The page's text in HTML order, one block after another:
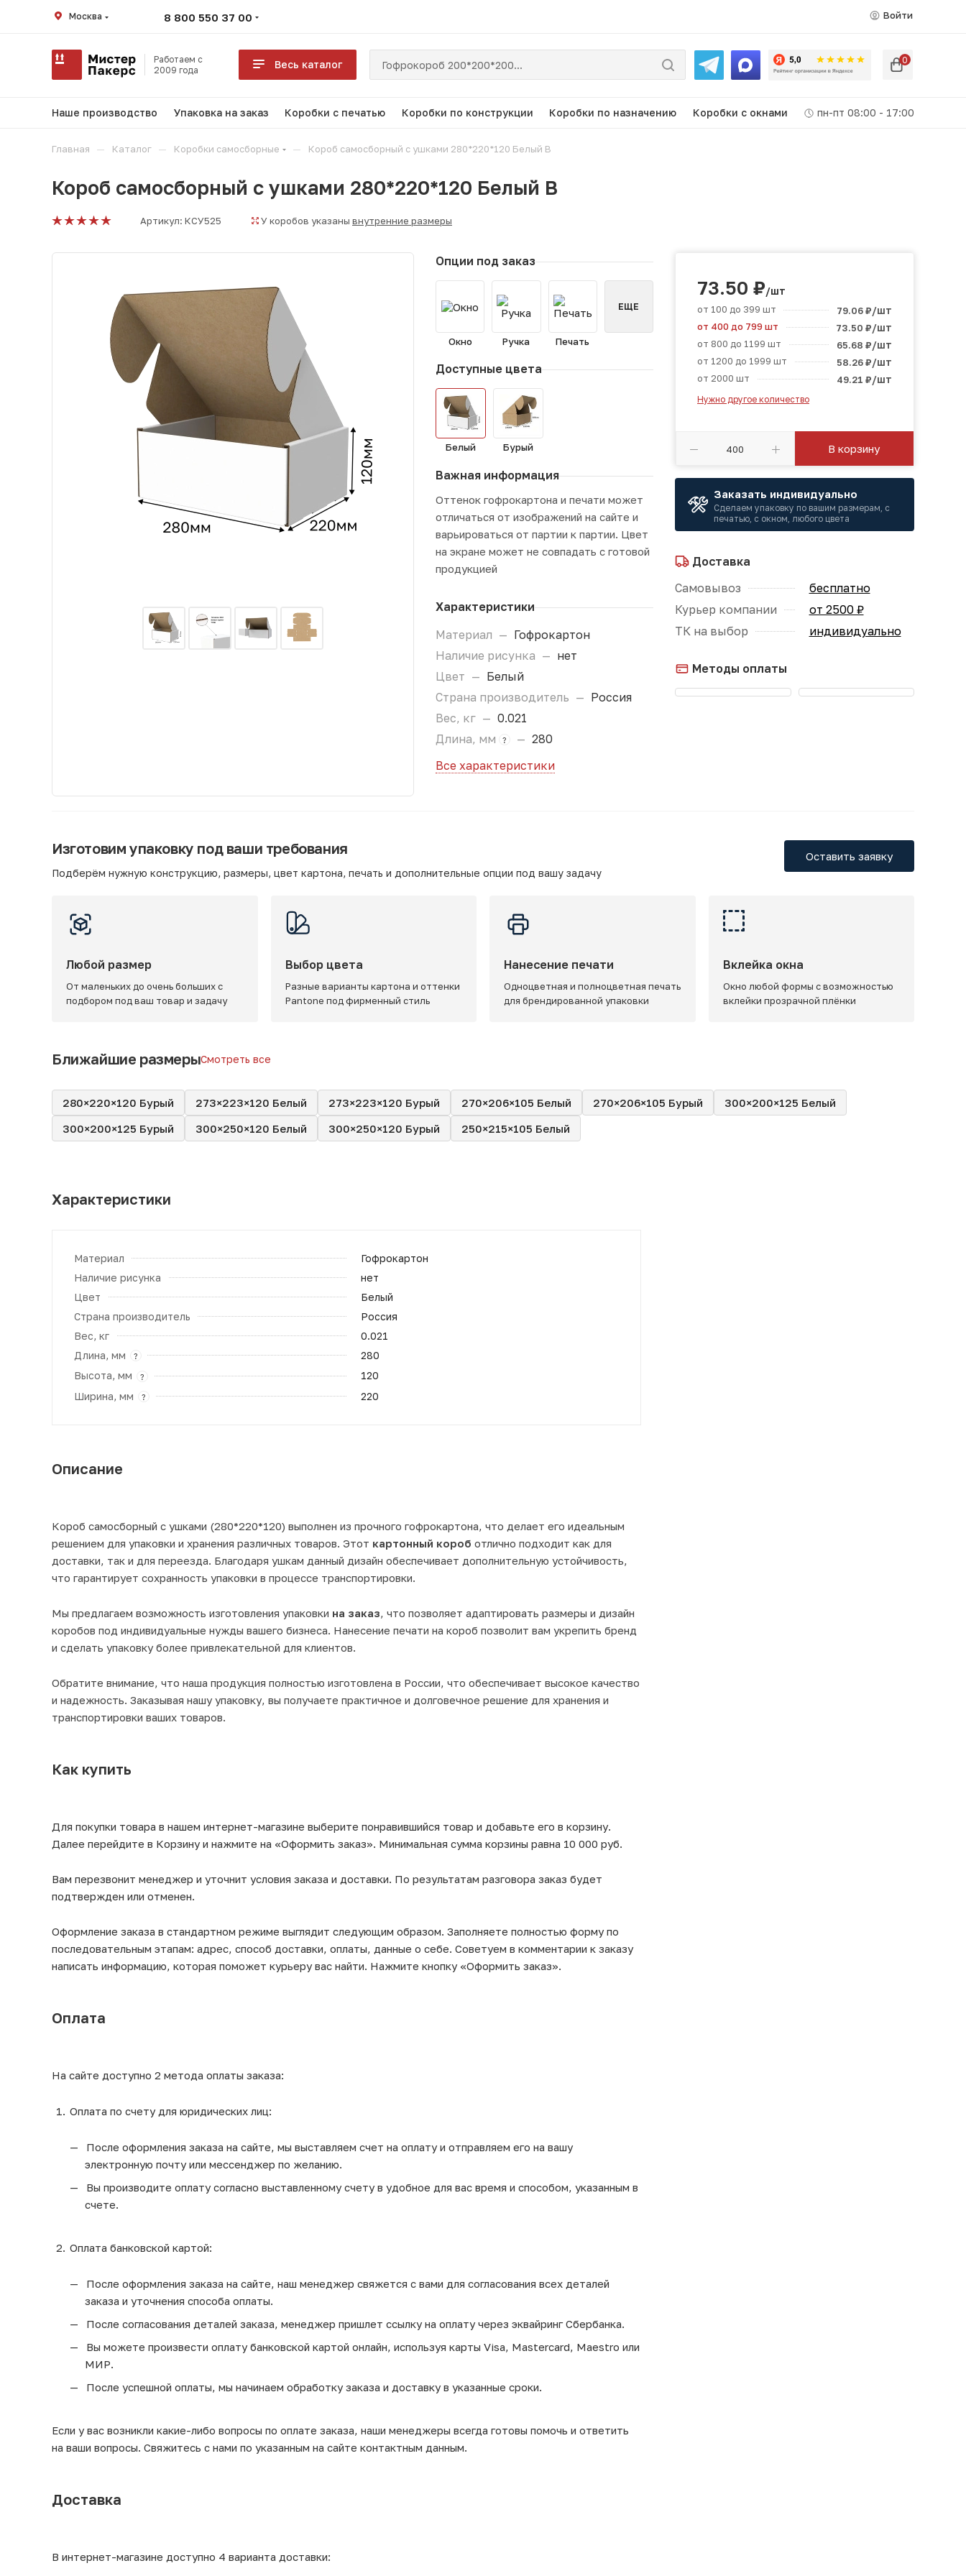
Работаем с
2009 года
Весь каталог 0
Наше производство Упаковка на заказ Коробки с печатью Коробки по конструкции Коробки по назначению Коробки c окнами пн-пт 08:00 - 17:00
Москва 8 800 550 37 00 Войти
Главная — Каталог — Коробки самосборные — Короб самосборный с ушками 280*220*120 Белый В
Короб самосборный с ушками 280*220*120 Белый В
Артикул: КСУ525 У коробов указаны внутренние размеры
Опции под заказ
Окно Ручка Печать
ЕЩЕ
Доступные цвета
Белый Бурый
Важная информация
Оттенок гофрокартона и печати может
отличаться от изображений на сайте и
варьироваться от партии к партии. Цвет
на экране может не совпадать с готовой
продукцией
Характеристики
Материал — Гофрокартон
Наличие рисунка — нет
Цвет — Белый
Страна производитель — Россия
Вес, кг — 0.021
Длина, мм
? — 280
Все характеристики
73.50 ₽/шт
от 100 до 399 шт 79.06₽/шт
от 400 до 799 шт 73.50 ₽/шт
от 800 до 1199 шт 65.68 ₽/шт
от 1200 до 1999 шт 58.26₽/шт
от 2000 шт 49.21 ₽/шт
Нужно другое количество
В корзину
Заказать индивидуально
Сделаем упаковку по вашим размерам, с
печатью, с окном, любого цвета
Доставка
Самовывоз
бесплатно
Курьер компании
от 2500 ₽
ТК на выбор
индивидуально
Методы оплаты
Изготовим упаковку под ваши требования
Подберём нужную конструкцию, размеры, цвет картона, печать и дополнительные опции под вашу задачу
Оставить заявку
Любой размер
От маленьких до очень больших с
подбором под ваш товар и задачу
Выбор цвета
Разные варианты картона и оттенки
Pantone под фирменный стиль
Нанесение печати
Одноцветная и полноцветная печать
для брендированной упаковки
Вклейка окна
Окно любой формы с возможностью
вклейки прозрачной плёнки
Ближайшие размерыСмотреть все
280×220×120 Бурый 273×223×120 Белый 273×223×120 Бурый 270×206×105 Белый 270×206×105 Бурый
300×200×125 Белый
300×200×125 Бурый
300×250×120 Белый 300×250×120 Бурый 250×215×105 Белый
Характеристики
Материал
Гофрокартон
Наличие рисунка
нет
Цвет
Белый
Страна производитель
Россия
Вес, кг
0.021
Длина, мм
?
280
Высота, мм
?
120
Ширина, мм
? 220
Описание
Короб самосборный с ушками (280*220*120) выполнен из прочного гофрокартона, что делает его идеальным
решением для упаковки и хранения различных товаров. Этот картонный короб отлично подходит как для
доставки, так и для переезда. Благодаря ушкам данный дизайн обеспечивает дополнительную устойчивость,
что гарантирует сохранность упаковки в процессе транспортировки.
Мы предлагаем возможность изготовления упаковки на заказ, что позволяет адаптировать размеры и дизайн
коробов под индивидуальные нужды вашего бизнеса. Нанесение печати на короб позволит вам укрепить бренд
и сделать упаковку более привлекательной для клиентов.
Обратите внимание, что наша продукция полностью изготовлена в России, что обеспечивает высокое качество
и надежность. Заказывая нашу упаковку, вы получаете практичное и долговечное решение для хранения и
транспортировки ваших товаров.
Как купить
Для покупки товара в нашем интернет-магазине выберите понравившийся товар и добавьте его в корзину.
Далее перейдите в Корзину и нажмите на «Оформить заказ». Минимальная сумма корзины равна 10 000 руб.
Вам перезвонит менеджер и уточнит условия заказа и доставки. По результатам разговора заказ будет
подтвержден или отменен.
Оформление заказа в стандартном режиме выглядит следующим образом. Заполняете полностью форму по
последовательным этапам: адрес, способ доставки, оплаты, данные о себе. Советуем в комментарии к заказу
написать информацию, которая поможет курьеру вас найти. Нажмите кнопку «Оформить заказ».
Оплата
На сайте доступно 2 метода оплаты заказа:
Оплата по счету для юридических лиц:
После оформления заказа на сайте, мы выставляем счет на оплату и отправляем его на вашу
электронную почту или мессенджер по желанию.
Вы производите оплату согласно выставленному счету в удобное для вас время и способом, указанным в
счете.
Оплата банковской картой:
После оформления заказа на сайте, наш менеджер свяжется с вами для согласования всех деталей
заказа и уточнения способа оплаты.
После согласования деталей заказа, менеджер пришлет ссылку на оплату через эквайринг Сбербанка.
Вы можете произвести оплату банковской картой онлайн, используя карты Visa, Mastercard, Maestro или
МИР.
После успешной оплаты, мы начинаем обработку заказа и доставку в указанные сроки.
Если у вас возникли какие-либо вопросы по оплате заказа, наши менеджеры всегда готовы помочь и ответить
на ваши вопросы. Свяжитесь с нами по указанным на сайте контактным данным.
Доставка
В интернет-магазине доступно 4 варианта доставки: